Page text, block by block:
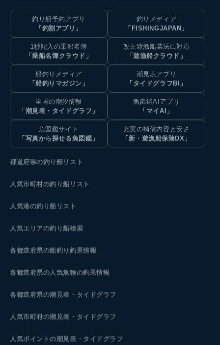
釣り船予約アプリ
「釣割アプリ」
釣りメディア
「FISHINGJAPAN」
1秒記入の乗船名簿
「乗船名簿クラウド」
改正遊漁船業法に対応
「遊漁船クラウド」
船釣りメディア
「船釣りマガジン」
潮見表アプリ
「タイドグラフBI」
全国の潮汐情報
「潮見表・タイドグラフ」
魚図鑑AIアプリ
「マイAI」
魚図鑑サイト
「写真から探せる魚図鑑」
充実の補償内容と安さ
「新・遊漁船保険DX」
都道府県の釣り船リスト
人気市町村の釣り船リスト
人気港の釣り船リスト
人気エリアの釣り船検索
各都道府県の船釣り釣果情報
各都道府県の人気魚種の釣果情報
各都道府県の潮見表 ・タイドグラフ
人気市町村の潮見表・タイドグラフ
人気ポイントの潮見表・タイドグラフ